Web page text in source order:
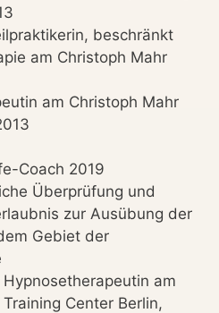
beschränkt
am Christoph Mahr
am Christoph Mahr
Coach 2019
Überprüfung und
zur Ausübung der
Gebiet der
am
Center Berlin,